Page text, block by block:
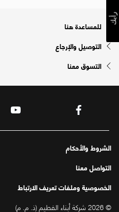
للمساعدة هنا
التوصيل والإرجاع
التسوق معنا
الشروط والأحكام
التواصل معنا
الخصوصية وملفات تعريف الارتباط
© 2026 شركة أبناء الفطيم (ذ. م. م)
رأيك